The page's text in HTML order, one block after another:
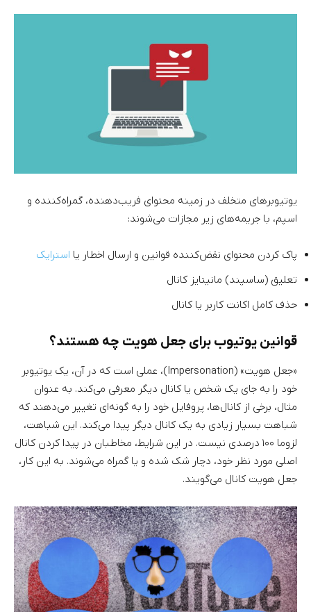
یوتیوبرهای متخلف در زمینه محتوای فریب‌دهنده، گمراه‌کننده و
اسپم، با جریمه‌های زیر مجازات می‌شوند:
پاک کردن محتوای نقض‌کننده قوانین و ارسال اخطار یا استرایک
تعلیق (ساسپند) مانیتایز کانال
حذف کامل اکانت کاربر یا کانال
قوانین یوتیوب برای جعل هویت چه هستند؟
«جعل هویت» (Impersonation)، عملی است که در آن، یک یوتیوبر
خود را به جای یک شخص یا کانال دیگر معرفی می‌کند. به عنوان
مثال، برخی از کانال‌ها، پروفایل خود را به گونه‌ای تغییر می‌دهند که
شباهت بسیار زیادی به یک کانال دیگر پیدا می‌کند. این شباهت،
لزوما ۱۰۰ درصدی نیست. در این شرایط، مخاطبان در پیدا کردن کانال
اصلی مورد نظر خود، دچار شک شده و یا گمراه می‌شوند. به این کار،
جعل هویت کانال می‌گویند.